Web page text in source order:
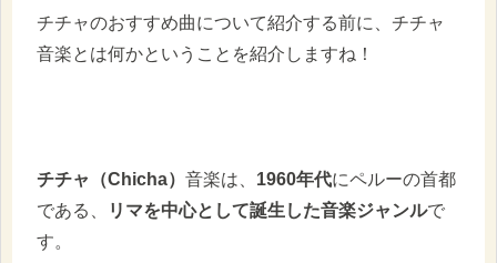
チチャのおすすめ曲について紹介する前に、チチャ
音楽とは何かということを紹介しますね！
チチャ（Chicha） 音楽は、 1960年代にペルーの首都
である、
リマを中心として誕生した音楽ジャンルで
す。